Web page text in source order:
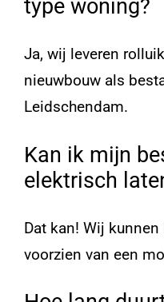
type woning?
Ja, wij leveren
nieuwbouw als
Leidschendam.
Kan ik mijn
elektrisch
Dat kan! Wij
voorzien van een